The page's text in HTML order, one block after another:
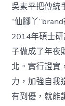
吳素平把傳統
“仙腳丫
2014年碩士
子做成了年夜
北。實行證實
力，加強自我
有到優，就能